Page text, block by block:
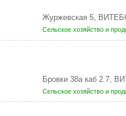
Журжевская 5,
Сельское хозяйство и
Бровки 38а каб 2.7,
Сельское хозяйство и